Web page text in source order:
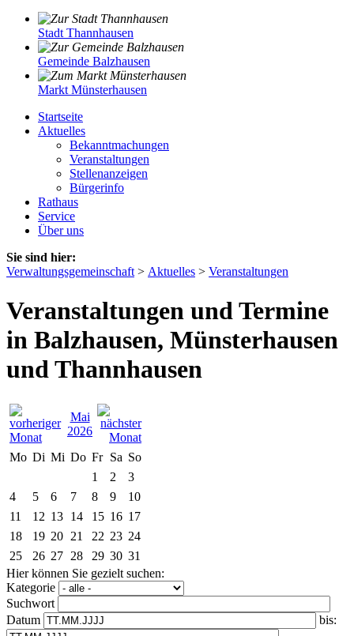
Stadt Thannhausen
Gemeinde Balzhausen
Markt Münsterhausen
Startseite
Aktuelles
Bekanntmachungen
Veranstaltungen
Stellenanzeigen
Bürgerinfo
Rathaus
Service
Über uns
Sie sind hier:
Verwaltungsgemeinschaft > Aktuelles > Veranstaltungen
Veranstaltungen und Termine
in Balzhausen, Münsterhausen
und Thannhausen
Mai
2026
Mo Di Mi Do Fr Sa So
1
2
3
4
5 6 7 8 9
10
11
12 13 14 15 16 17
18
19 20 21 22 23 24
25
26 27 28 29 30 31
Hier können Sie gezielt suchen:
Kategorie
Suchwort
Datum
bis: